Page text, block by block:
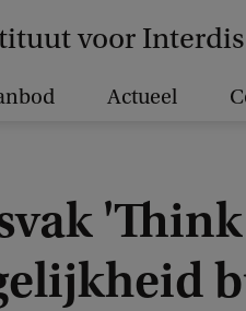
voor
Actueel